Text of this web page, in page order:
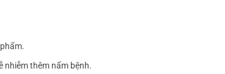
nhiễm thêm nấm bệnh.